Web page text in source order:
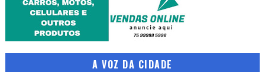
A VOZ DA CIDADE